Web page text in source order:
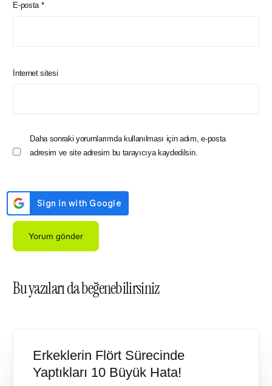
E-posta *
İnternet sitesi
Daha sonraki yorumlarımda kullanılması için adım, e-posta
adresim ve site adresim bu tarayıcıya kaydedilsin.
Bu yazıları da beğenebilirsiniz
Erkeklerin Flört Sürecinde
Yaptıkları 10 Büyük Hata!